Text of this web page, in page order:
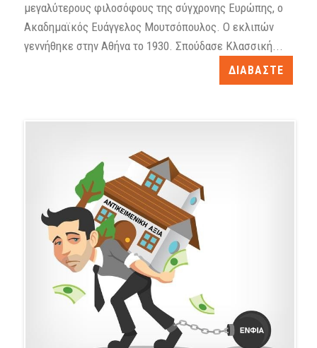
μεγαλύτερους φιλοσόφους της σύγχρονης Ευρώπης, ο
Ακαδημαϊκός Ευάγγελος Μουτσόπουλος. Ο εκλιπών
γεννήθηκε στην Aθήνα το 1930. Σπούδασε Kλασσική...
ΔΙΑΒΑΣΤΕ